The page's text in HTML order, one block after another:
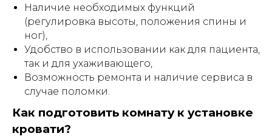
Наличие необходимых функций
(регулировка высоты, положения спины и
ног),
Удобство в использовании как для пациента,
так и для ухаживающего,
Возможность ремонта и наличие сервиса в
случае поломки.
Как подготовить комнату к установке
кровати?